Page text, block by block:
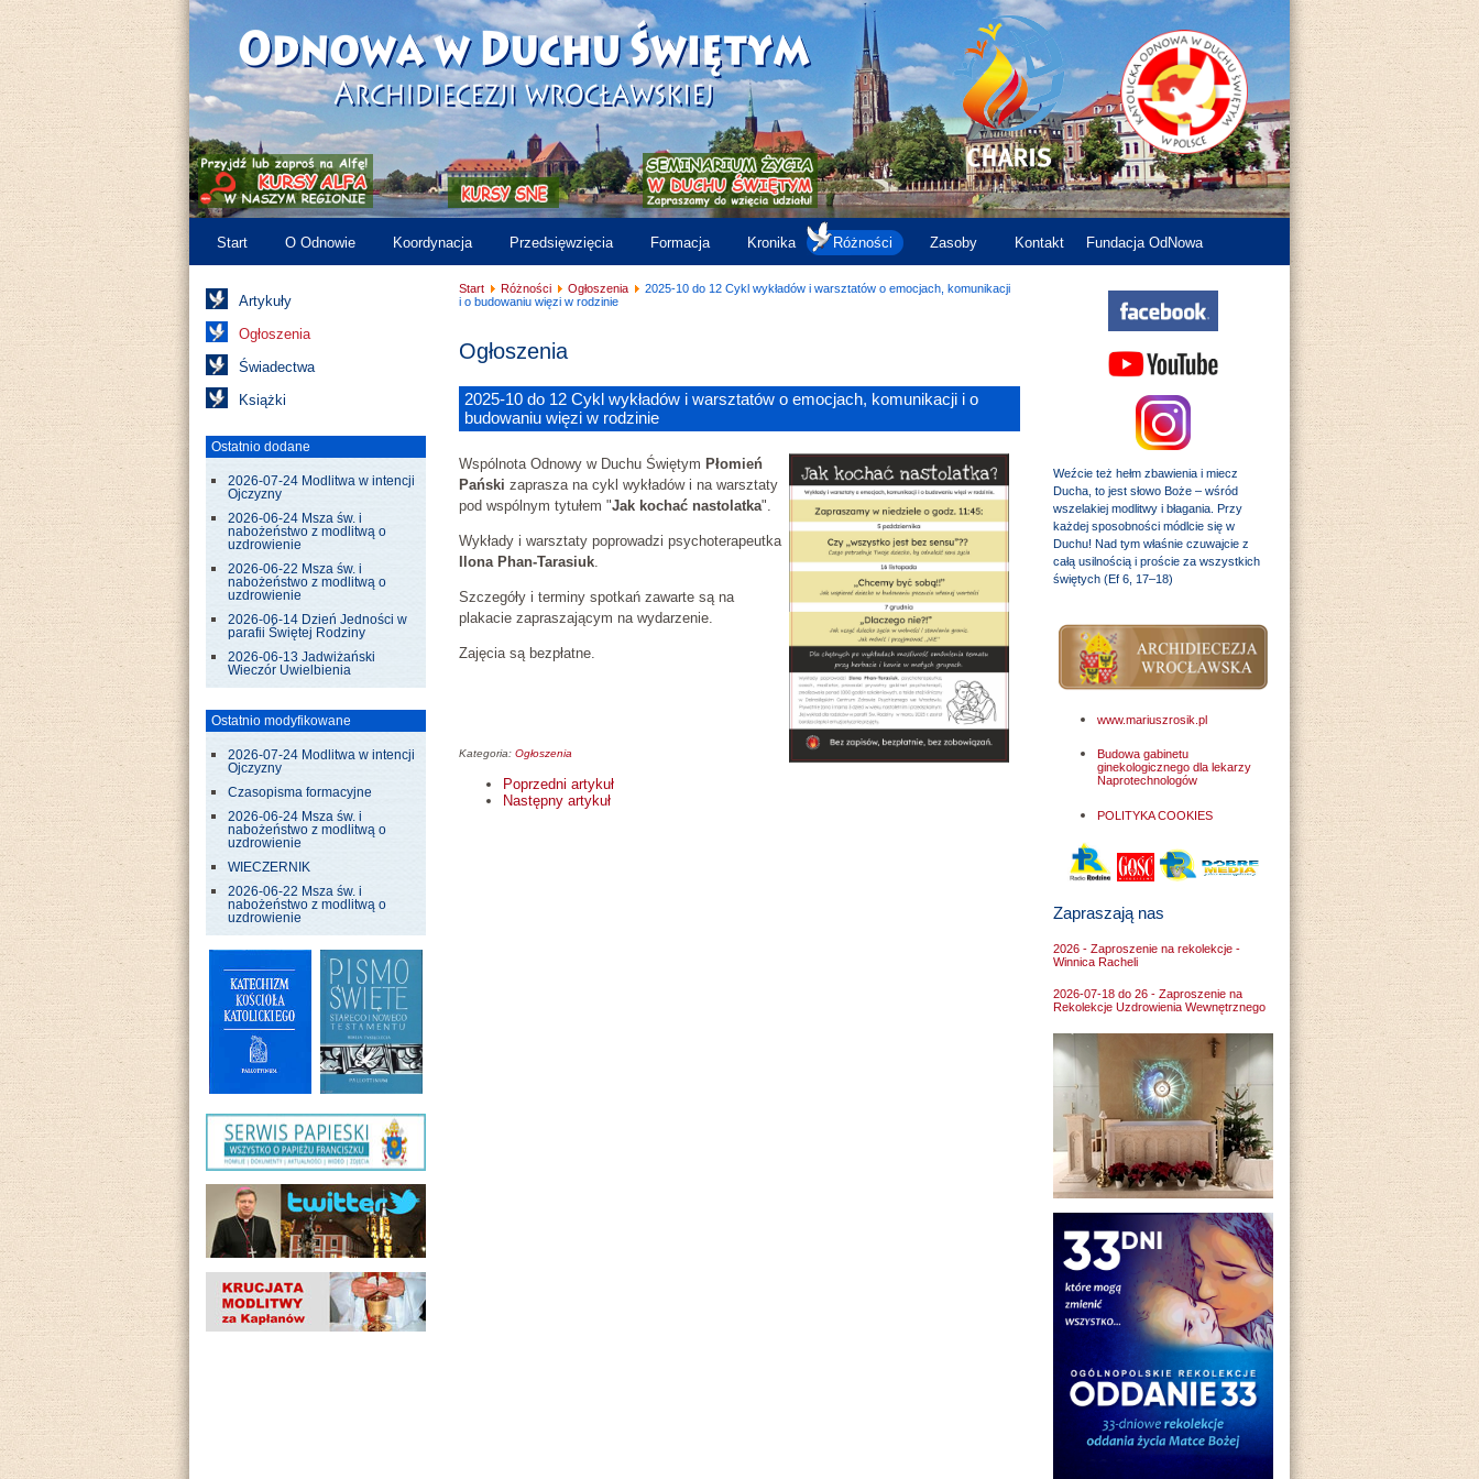
Start O Odnowie Koordynacja Przedsięwzięcia Formacja Kronika Różności Zasoby Kontakt Fundacja OdNowa
Artykuły
Ogłoszenia
Świadectwa
Książki
Ostatnio dodane
2026-07-24 Modlitwa w intencji
Ojczyzny
2026-06-24 Msza św. i
nabożeństwo z modlitwą o
uzdrowienie
2026-06-22 Msza św. i
nabożeństwo z modlitwą o
uzdrowienie
2026-06-14 Dzień Jedności w
parafii Świętej Rodziny
2026-06-13 Jadwiżański
Wieczór Uwielbienia
Ostatnio modyfikowane
2026-07-24 Modlitwa w intencji
Ojczyzny
Czasopisma formacyjne
2026-06-24 Msza św. i
nabożeństwo z modlitwą o
uzdrowienie
WIECZERNIK
2026-06-22 Msza św. i
nabożeństwo z modlitwą o
uzdrowienie
Weźcie też hełm zbawienia i miecz
Ducha, to jest słowo Boże – wśród
wszelakiej modlitwy i błagania. Przy
każdej sposobności módlcie się w
Duchu! Nad tym właśnie czuwajcie z
całą usilnością i proście za wszystkich
świętych (Ef 6, 17–18)
www.mariuszrosik.pl
Budowa gabinetu
ginekologicznego dla lekarzy
Naprotechnologów
POLITYKA COOKIES
Zapraszają nas
2026 - Zaproszenie na rekolekcje -
Winnica Racheli
2026-07-18 do 26 - Zaproszenie na
Rekolekcje Uzdrowienia Wewnętrznego
Start Różności Ogłoszenia
2025-10 do 12 Cykl wykładów i warsztatów o emocjach, komunikacji
i o budowaniu więzi w rodzinie
Ogłoszenia
2025-10 do 12 Cykl wykładów i warsztatów o emocjach, komunikacji i o
budowaniu więzi w rodzinie
Wspólnota Odnowy w Duchu Świętym Płomień
Pański zaprasza na cykl wykładów i na warsztaty
pod wspólnym tytułem "Jak kochać nastolatka".
Wykłady i warsztaty poprowadzi psychoterapeutka
Ilona Phan-Tarasiuk.
Szczegóły i terminy spotkań zawarte są na
plakacie zapraszającym na wydarzenie.
Zajęcia są bezpłatne.
Kategoria: Ogłoszenia
Poprzedni artykuł
Następny artykuł